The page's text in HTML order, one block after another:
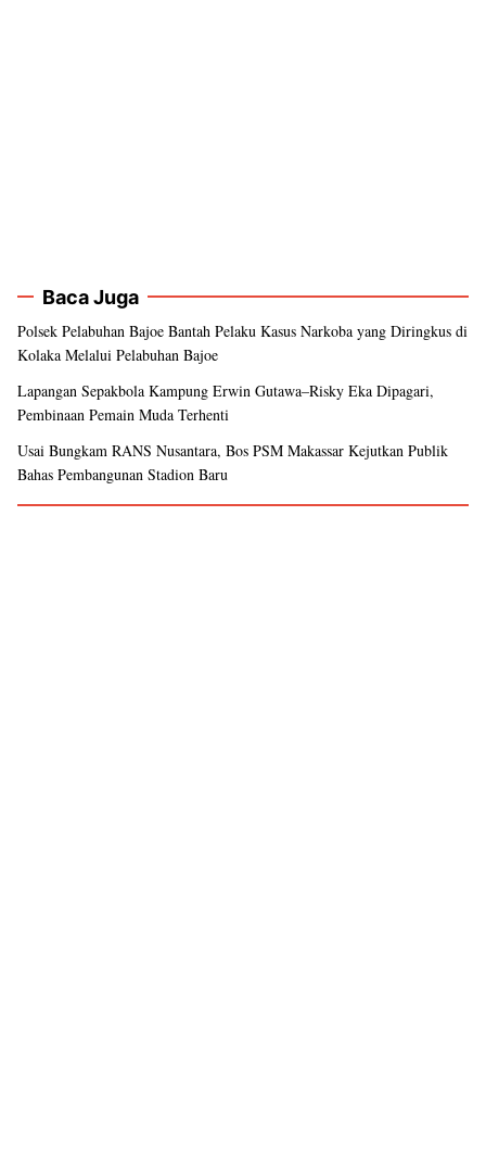
Baca Juga
Polsek Pelabuhan Bajoe Bantah Pelaku Kasus Narkoba yang Diringkus di
Kolaka Melalui Pelabuhan Bajoe
Lapangan Sepakbola Kampung Erwin Gutawa–Risky Eka Dipagari,
Pembinaan Pemain Muda Terhenti
Usai Bungkam RANS Nusantara, Bos PSM Makassar Kejutkan Publik
Bahas Pembangunan Stadion Baru